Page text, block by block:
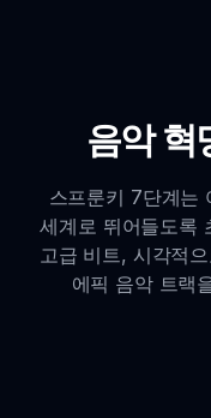
음악 혁
스프룬키 7단계는
세계로 뛰어들도록
고급 비트, 시각적
에픽 음악 트랙